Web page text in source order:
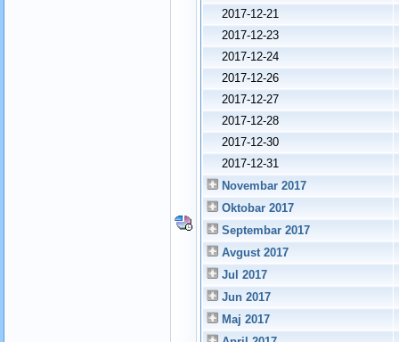
2017-12-21
2017-12-23
2017-12-24
2017-12-26
2017-12-27
2017-12-28
2017-12-30
2017-12-31
Novembar 2017
Oktobar 2017
Septembar 2017
Avgust 2017
Jul 2017
Jun 2017
Maj 2017